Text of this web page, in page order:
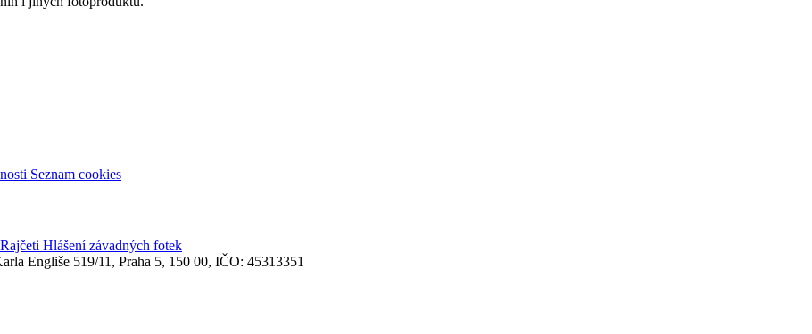
Seznam cookies
Hlášení závadných fotek
Engliše 519/11, Praha 5, 150 00, IČO: 45313351